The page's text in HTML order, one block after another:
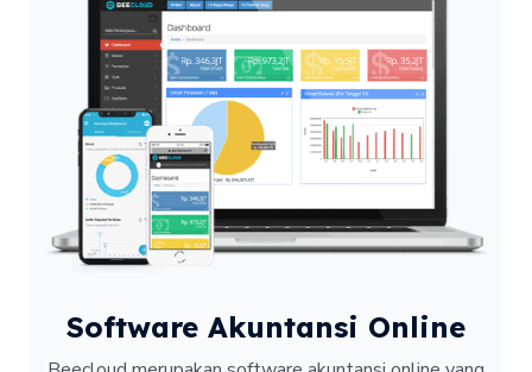
Software Akuntansi Online